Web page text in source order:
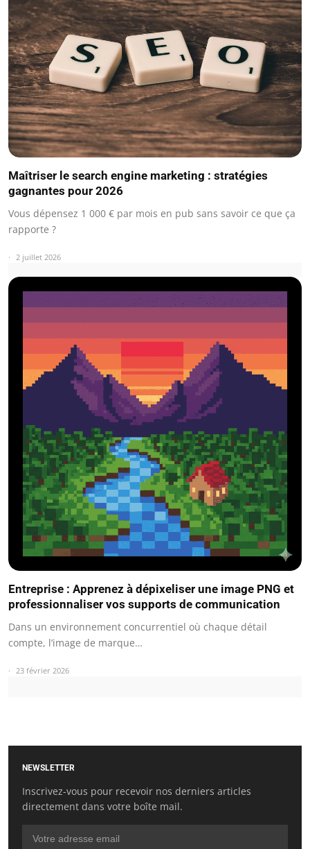
Maîtriser le search engine marketing : stratégies
gagnantes pour 2026
Vous dépensez 1 000 € par mois en pub sans savoir ce que ça
rapporte ?
2 juillet 2026
Entreprise : Apprenez à dépixeliser une image PNG et
professionnaliser vos supports de communication
Dans un environnement concurrentiel où chaque détail
compte, l’image de marque…
23 février 2026
NEWSLETTER
Inscrivez-vous pour recevoir nos derniers articles
directement dans votre boîte mail.